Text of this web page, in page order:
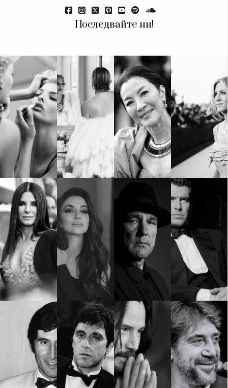
Последвайте ни!
КАТЕГОРИИ
Wine&Dine
Подкасти
Мода
Dialogue
Изкуство
Красота
Цветно
Гурме
Пътувай
Wellness
ЗА НАС
Условия за
ползване
За нас
Реклама
Политика за
поверителност
ModerenDom
СЛЕДВАЙТЕ НИ
Facebook Instagram Twitter
Pinterest
YouTube
Spotify Soundcloud
Ако нашият сайт ви харесва, можете да се абонирате за
седмичния ни нюзлетър тук:
© 2026, HighViewArt | Всички права запазени